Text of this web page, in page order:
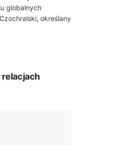
globalnych
określany
relacjach